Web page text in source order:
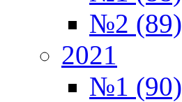
№2 (89)
2021
№1 (90)